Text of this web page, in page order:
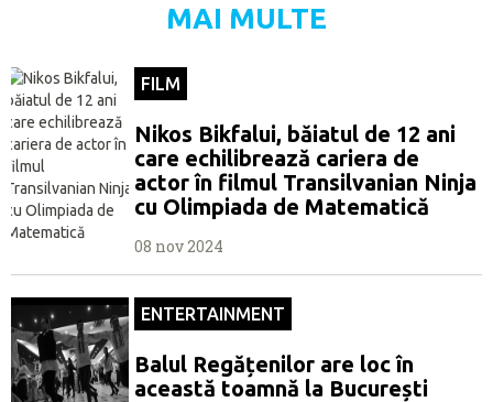
MAI MULTE
FILM
Nikos Bikfalui, băiatul de 12 ani
care echilibrează cariera de
actor în filmul Transilvanian Ninja
cu Olimpiada de Matematică
08 nov 2024
ENTERTAINMENT
Balul Regățenilor are loc în
această toamnă la București